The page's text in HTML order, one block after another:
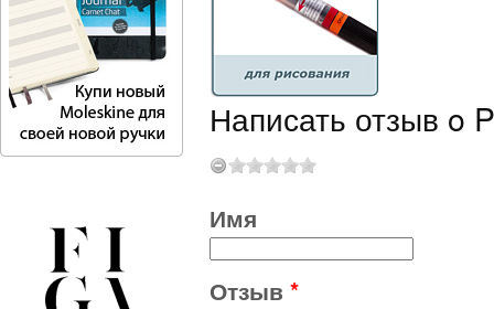
Написать отзыв o
Имя
Отзыв *